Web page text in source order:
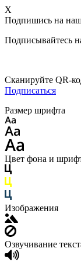
X
Подпишись на
Подписывайтесь
Сканируйте QR-
Подписаться
Размер шрифта
Цвет фона и
Изображения
Озвучивание